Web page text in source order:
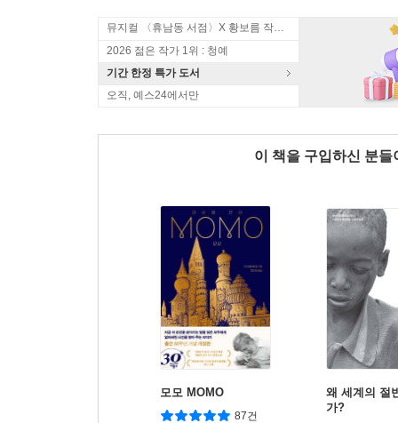
뮤지컬 〈휴남동 서점〉X 황보름 작가 북토크
2026 젊은 작가 1위 : 청예
기간 한정 특가 도서
오직, 예스24에서만
이 책을 구입하신 분
모모 MOMO
87건
왜 세계의 절
가?